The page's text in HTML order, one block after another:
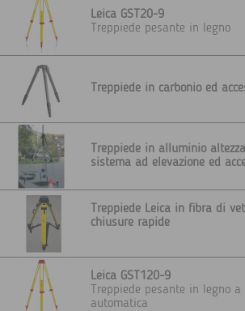
Leica GST20-9
Treppiede pesante in legno
Treppiede in carbonio ed
Treppiede in alluminio
sistema ad elevazione ed
Treppiede Leica in fibra di
chiusure rapide
Leica GST120-9
Treppiede pesante in legno
automatica